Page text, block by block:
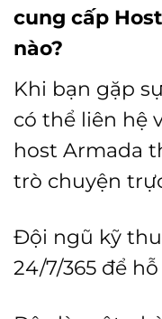
cung cấp
nào?
Khi bạn gặp
có thể liên hệ
host Armada
trò chuyện
Đội ngũ kỹ
24/7/365 để